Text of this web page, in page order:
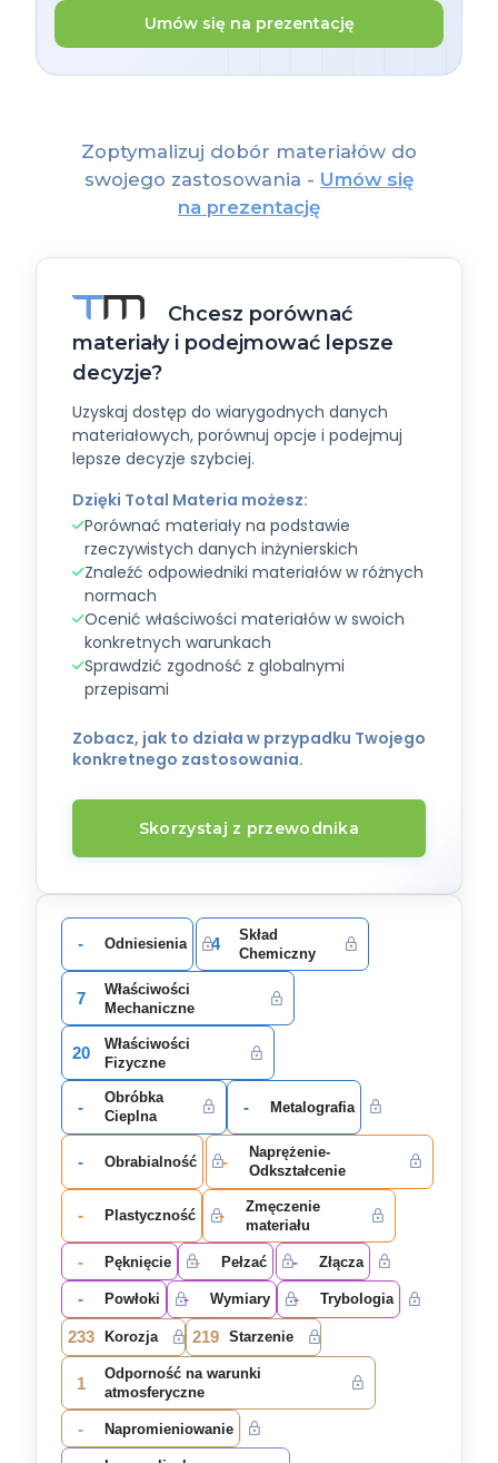
dostęp
Umów się na prezentację
Zoptymalizuj dobór materiałów do
swojego zastosowania - Umów się
na prezentację
Chcesz porównać
materiały i podejmować lepsze
decyzje?
Uzyskaj dostęp do wiarygodnych danych
materiałowych, porównuj opcje i podejmuj
lepsze decyzje szybciej.
Dzięki Total Materia możesz:
Porównać materiały na podstawie
rzeczywistych danych inżynierskich
Znaleźć odpowiedniki materiałów w różnych
normach
Ocenić właściwości materiałów w swoich
konkretnych warunkach
Sprawdzić zgodność z globalnymi
przepisami
Zobacz, jak to działa w przypadku Twojego
konkretnego zastosowania.
Skorzystaj z przewodnika
- Odniesienia 4
Skład
Chemiczny
7
Właściwości
Mechaniczne
20
Właściwości
Fizyczne
-
Obróbka
Cieplna
- Metalografia
- Obrabialność -
Naprężenie-
Odkształcenie
- Plastyczność -
Zmęczenie
materiału
- Pęknięcie - Pełzać - Złącza
- Powłoki - Wymiary - Trybologia
233 Korozja 219 Starzenie
1
Odporność na warunki
atmosferyczne
- Napromieniowanie